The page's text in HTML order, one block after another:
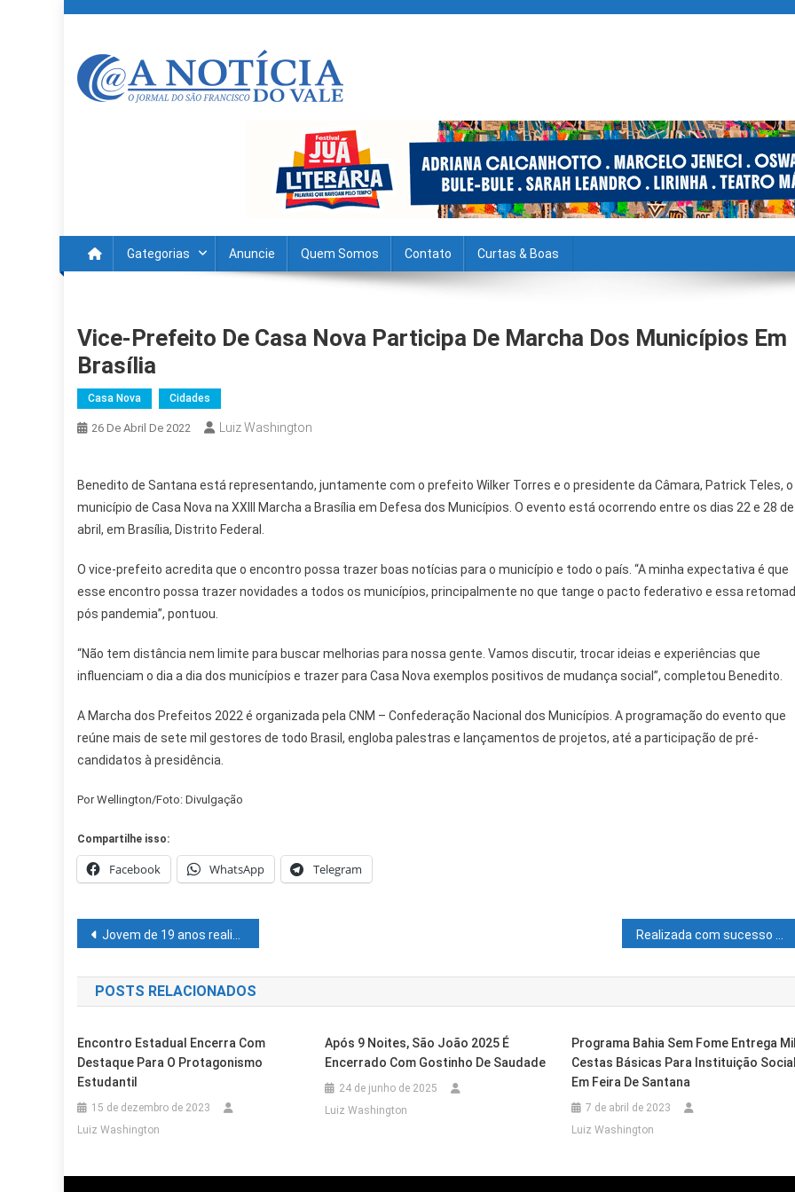
content
Gategorias Anuncie Quem Somos Contato Curtas & Boas
Vice-Prefeito De Casa Nova Participa De Marcha Dos Municípios Em
Brasília
Casa Nova Cidades
26 De Abril De 2022 Luiz Washington
Benedito de Santana está representando, juntamente com o prefeito Wilker Torres e o presidente da Câmara, Patrick Teles, o
município de Casa Nova na XXIII Marcha a Brasília em Defesa dos Municípios. O evento está ocorrendo entre os dias 22 e 28 de
abril, em Brasília, Distrito Federal.
O vice-prefeito acredita que o encontro possa trazer boas notícias para o município e todo o país. “A minha expectativa é que
esse encontro possa trazer novidades a todos os municípios, principalmente no que tange o pacto federativo e essa
pós pandemia”, pontuou.
“Não tem distância nem limite para buscar melhorias para nossa gente. Vamos discutir, trocar ideias e experiências que
influenciam o dia a dia dos municípios e trazer para Casa Nova exemplos positivos de mudança social”, completou Benedito.
A Marcha dos Prefeitos 2022 é organizada pela CNM – Confederação Nacional dos Municípios. A programação do evento que
reúne mais de sete mil gestores de todo Brasil, engloba palestras e lançamentos de projetos, até a participação de pré-
candidatos à presidência.
Por Wellington/Foto: Divulgação
Compartilhe isso:
Facebook WhatsApp Telegram
Navegação
de
Post
Jovem de 19 anos realiza sonho de conhecer o mar e escolhe praia de Itapuã como primeira parada
POSTS RELACIONADOS
Encontro Estadual Encerra Com
Destaque Para O Protagonismo
Estudantil
15 de dezembro de 2023
Luiz Washington
Após 9 Noites, São João 2025 É
Encerrado Com Gostinho De Saudade
24 de junho de 2025
Luiz Washington
Programa Bahia Sem Fome Entrega
Cestas Básicas Para Instituição
Em Feira De Santana
7 de abril de 2023
Luiz Washington
Prefeitura De Juazeiro Entrega Segunda Etapa Do Projeto De Boiamento Do Rio